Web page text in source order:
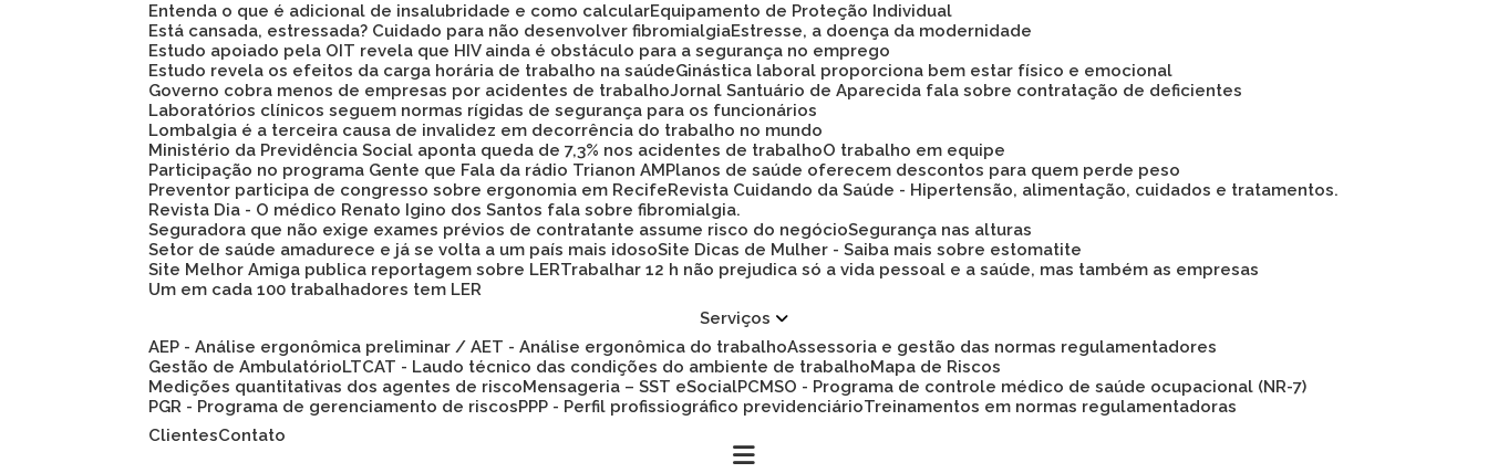
Entenda o que é adicional de insalubridade e como calcular Equipamento de Proteção Individual
Está cansada, estressada? Cuidado para não desenvolver fibromialgia Estresse, a doença da modernidade
Estudo apoiado pela OIT revela que HIV ainda é obstáculo para a segurança no emprego
Estudo revela os efeitos da carga horária de trabalho na saúde
Ginástica laboral proporciona bem estar físico e emocional
Governo cobra menos de empresas por acidentes de trabalho Jornal Santuário de Aparecida fala sobre contratação de deficientes
Laboratórios clínicos seguem normas rígidas de segurança para os funcionários
Lombalgia é a terceira causa de invalidez em decorrência do trabalho no mundo
Ministério da Previdência Social aponta queda de 7,3% nos acidentes de trabalho
O trabalho em equipe
Participação no programa Gente que Fala da rádio Trianon AM
Planos de saúde oferecem descontos para quem perde peso
Preventor participa de congresso sobre ergonomia em Recife
Revista Cuidando da Saúde - Hipertensão, alimentação, cuidados e tratamentos.
Revista Dia - O médico Renato Igino dos Santos fala sobre fibromialgia.
Seguradora que não exige exames prévios de contratante assume risco do negócio Segurança nas alturas
Setor de saúde amadurece e já se volta a um país mais idoso Site Dicas de Mulher - Saiba mais sobre estomatite
Site Melhor Amiga publica reportagem sobre LER
Trabalhar 12 h não prejudica só a vida pessoal e a saúde, mas também as empresas
Um em cada 100 trabalhadores tem LER
Serviços
AEP - Análise ergonômica preliminar / AET - Análise ergonômica do trabalho Assessoria e gestão das normas regulamentadores
Gestão de Ambulatório LTCAT - Laudo técnico das condições do ambiente de trabalho
Mapa de Riscos
Medições quantitativas dos agentes de risco
Mensageria – SST eSocial PCMSO - Programa de controle médico de saúde ocupacional (NR-7)
PGR - Programa de gerenciamento de riscos
PPP - Perfil profissiográfico previdenciário
Treinamentos em normas regulamentadoras
Clientes
Contato